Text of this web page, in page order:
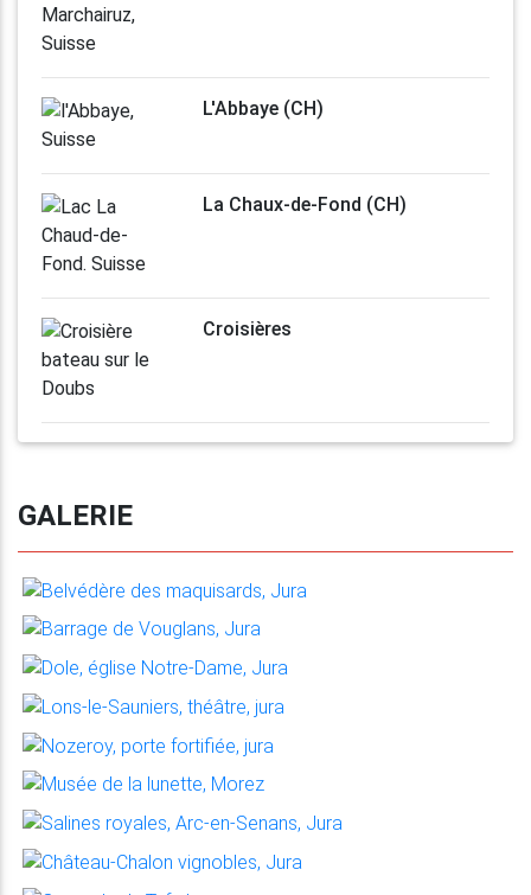
L'Abbaye (CH)
La Chaux-de-Fond (CH)
Croisières
GALERIE